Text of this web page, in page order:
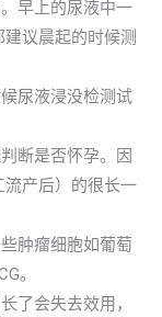
早上的尿液中一
议晨起的时候测
尿液浸没检测试
断是否怀孕。因
产后）的很长一
肿瘤细胞如葡萄
。
了会失去效用，